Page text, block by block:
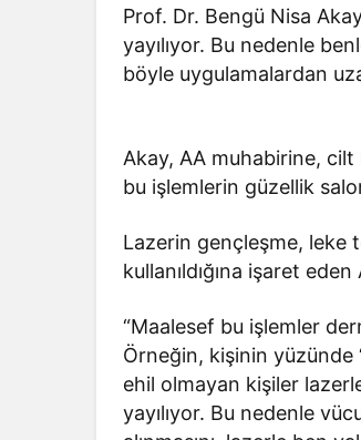
Prof. Dr. Bengü Nisa
yayılıyor. Bu nedenle
böyle uygulamalardan
Akay, AA muhabirine,
bu işlemlerin güzellik
Lazerin gençleşme, leke
kullanıldığına işaret
“Maalesef bu işlemler
Örneğin, kişinin yüzünde
ehil olmayan kişiler
yayılıyor. Bu nedenle